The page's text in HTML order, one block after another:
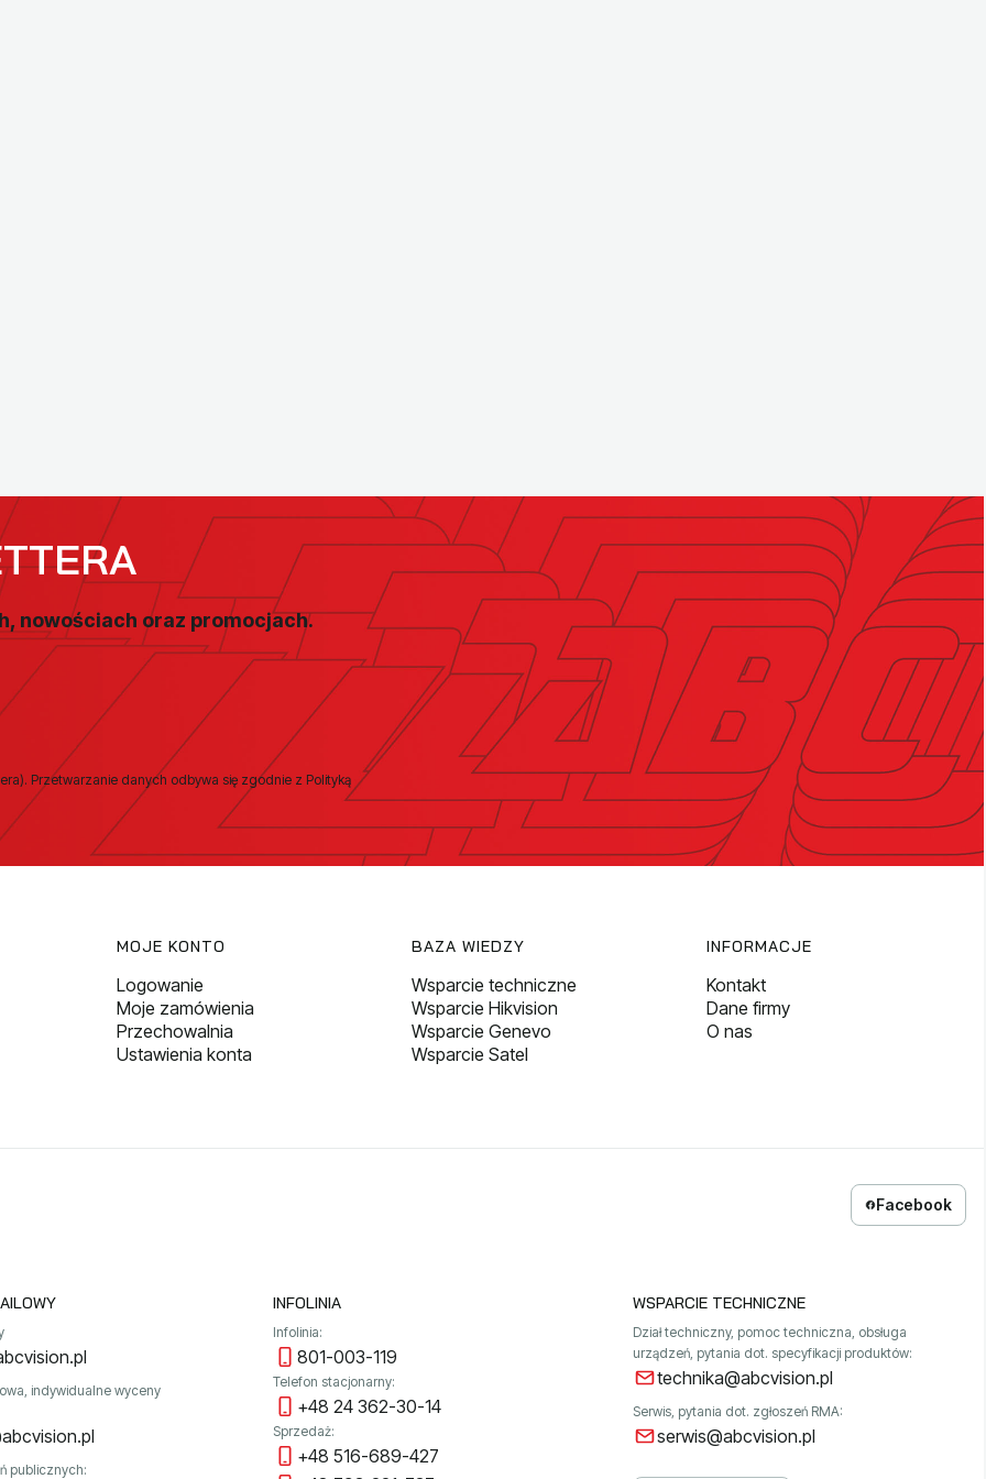
nowościach oraz promocjach.
Przetwarzanie danych odbywa się zgodnie z Polityką
MOJE KONTO
Logowanie
Moje zamówienia
Przechowalnia
Ustawienia konta
BAZA WIEDZY
Wsparcie techniczne
Wsparcie Hikvision
Wsparcie Genevo
Wsparcie Satel
INFORMACJE
Kontakt
Dane firmy
O nas
Facebook
indywidualne wyceny
publicznych:
INFOLINIA
Infolinia:
801-003-119
Telefon stacjonarny:
+48 24 362-30-14
Sprzedaż:
+48 516-689-427
WSPARCIE TECHNICZNE
Dział techniczny, pomoc techniczna, obsługa
urządzeń, pytania dot. specyfikacji produktów:
technika@abcvision.pl
Serwis, pytania dot. zgłoszeń RMA:
serwis@abcvision.pl